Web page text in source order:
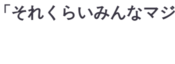
それくらいみんなマジ